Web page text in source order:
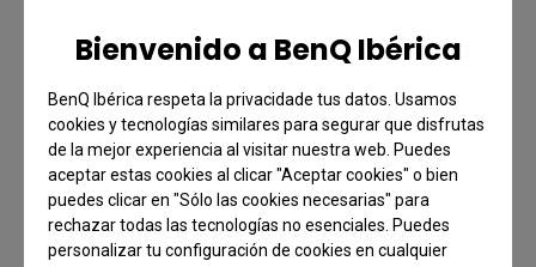
Bienvenido a BenQ Ibérica
BenQ Ibérica respeta la privacidade tus datos. Usamos
cookies y tecnologías similares para segurar que disfrutas
de la mejor experiencia al visitar nuestra web. Puedes
aceptar estas cookies al clicar "Aceptar cookies" o bien
puedes clicar en "Sólo las cookies necesarias" para
rechazar todas las tecnologías no esenciales. Puedes
personalizar tu configuración de cookies en cualquier